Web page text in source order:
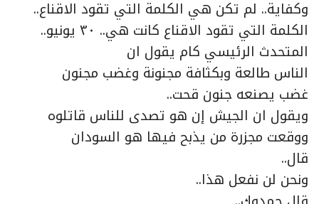
وكفاية.. لم تكن هي الكلمة التي تقود الاقناع..
الكلمة التي تقود الاقناع كانت هي.. ٣٠ يونيو..
المتحدث الرئيسي كام يقول ان
الناس طالعة وبكثافة مجنونة وغضب مجنون
غضب يصنعه جنون قحت..
ويقول ان الجيش إن هو تصدى للناس قاتلوه
ووقعت مجزرة من يذبح فيها هو السودان
قال..
ونحن لن نفعل هذا..